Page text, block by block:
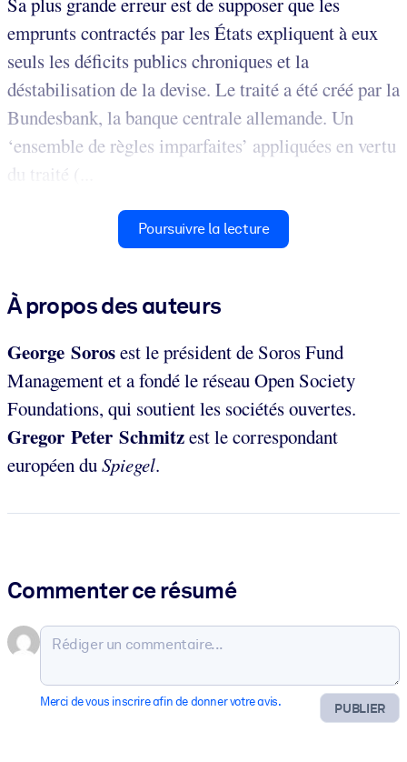
emprunts contractés par les États expliquent à eux
seuls les déficits publics chroniques et la
déstabilisation de la devise. Le traité a été créé par la
Bundesbank, la banque centrale allemande. Un
‘ensemble de règles imparfaites’ appliquées en vertu
du traité (...
Poursuivre la lecture
À propos des auteurs
George Sorosest le président de Soros Fund
Management et a fondé le réseau Open Society
Foundations, qui soutient les sociétés ouvertes.
Gregor Peter Schmitzest le correspondant
européen duSpiegel.
Commenter ce résumé
PUBLIER
Merci de vous inscrire afin de donner votre avis.